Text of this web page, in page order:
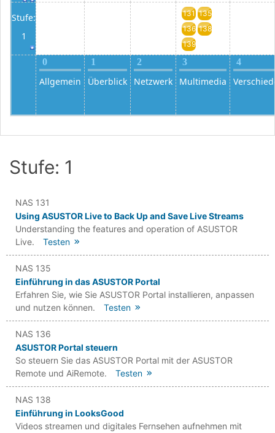
Stufe:
1
131 135
136 138
139
0
Allgemein
1
Überblick
2
Netzwerk
3
Multimedia
4
Stufe: 1
NAS 131
Using ASUSTOR Live to Back Up and Save Live Streams
Understanding the features and operation of ASUSTOR
Live.
Testen
NAS 135
Einführung in das ASUSTOR Portal
Erfahren Sie, wie Sie ASUSTOR Portal installieren, anpassen
und nutzen können.
Testen
NAS 136
ASUSTOR Portal steuern
So steuern Sie das ASUSTOR Portal mit der ASUSTOR
Remote und AiRemote.
Testen
NAS 138
Einführung in LooksGood
Videos streamen und digitales Fernsehen aufnehmen mit